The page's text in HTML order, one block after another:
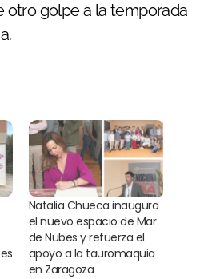
otro golpe a la temporada
Natalia Chueca inaugura
el nuevo espacio de Mar
de Nubes y refuerza el
apoyo a la tauromaquia
en Zaragoza